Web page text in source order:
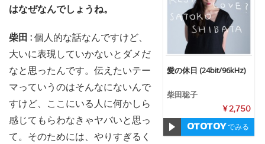
愛の休日 (24bit/96kHz)
柴田聡子
¥ 2,750
でみる
はなぜなんでしょうね。
柴田 :個人的な話なんですけど、
大いに表現していかないとダメだ
なと思ったんです。伝えたいテー
マっていうのはそんなにないんで
すけど、ここにいる人に何かしら
感じてもらわなきゃヤバいと思っ
て。そのためには、やりすぎるく